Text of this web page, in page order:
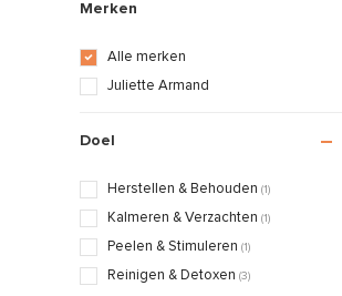
Merken
Alle merken
Juliette Armand
Doel
Herstellen & Behouden (1)
Kalmeren & Verzachten (1)
Peelen & Stimuleren (1)
Reinigen & Detoxen (3)